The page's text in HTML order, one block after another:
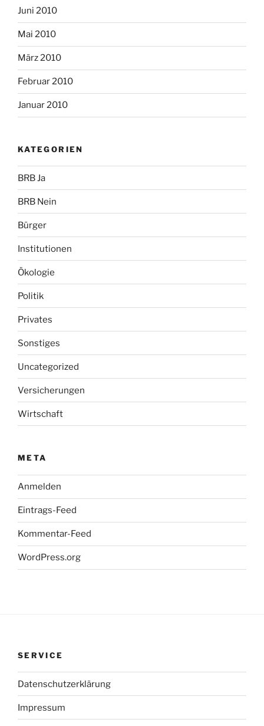
Juni 2010
Mai 2010
März 2010
Februar 2010
Januar 2010
KATEGORIEN
BRB Ja
BRB Nein
Bürger
Institutionen
Ökologie
Politik
Privates
Sonstiges
Uncategorized
Versicherungen
Wirtschaft
META
Anmelden
Eintrags-Feed
Kommentar-Feed
WordPress.org
SERVICE
Datenschutzerklärung
Impressum